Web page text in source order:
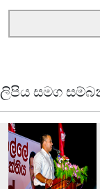
ලිපිය සමග